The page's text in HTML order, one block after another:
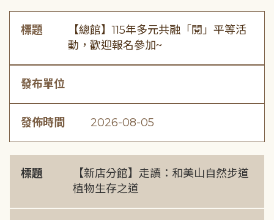
標題
【總館】115年多元共融「閱」平等活
動，歡迎報名參加~
發布單位
發佈時間 2026-08-05
標題
【新店分館】走讀：和美山自然步道
植物生存之道